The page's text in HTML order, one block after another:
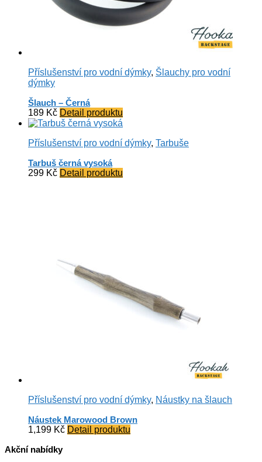
Příslušenství pro vodní dýmky, Šlauchy pro vodní
dýmky
Šlauch – Černá
189 Kč Detail produktu
Příslušenství pro vodní dýmky, Tarbuše
Tarbuš černá vysoká
299 Kč Detail produktu
Příslušenství pro vodní dýmky, Náustky na šlauch
Náustek Marowood Brown
1,199 Kč Detail produktu
Akční nabídky